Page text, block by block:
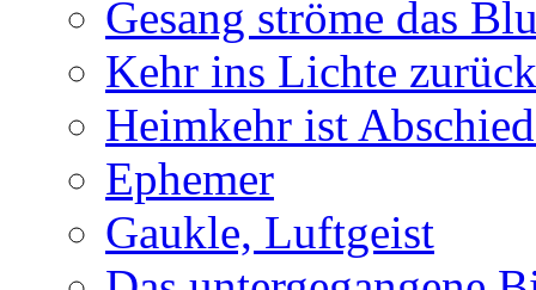
Gesang ströme das
Kehr ins Lichte zurück
Heimkehr ist
Ephemer
Gaukle, Luftgeist